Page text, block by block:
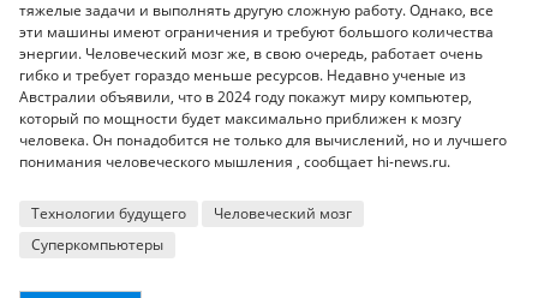
тяжелые задачи и выполнять другую сложную работу. Однако, все
эти машины имеют ограничения и требуют большого количества
энергии. Человеческий мозг же, в свою очередь, работает очень
гибко и требует гораздо меньше ресурсов. Недавно ученые из
Австралии объявили, что в 2024 году покажут миру компьютер,
который по мощности будет максимально приближен к мозгу
человека. Он понадобится не только для вычислений, но и лучшего
понимания человеческого мышления , сообщает hi-news.ru.
Технологии будущего
Человеческий мозг
Суперкомпьютеры